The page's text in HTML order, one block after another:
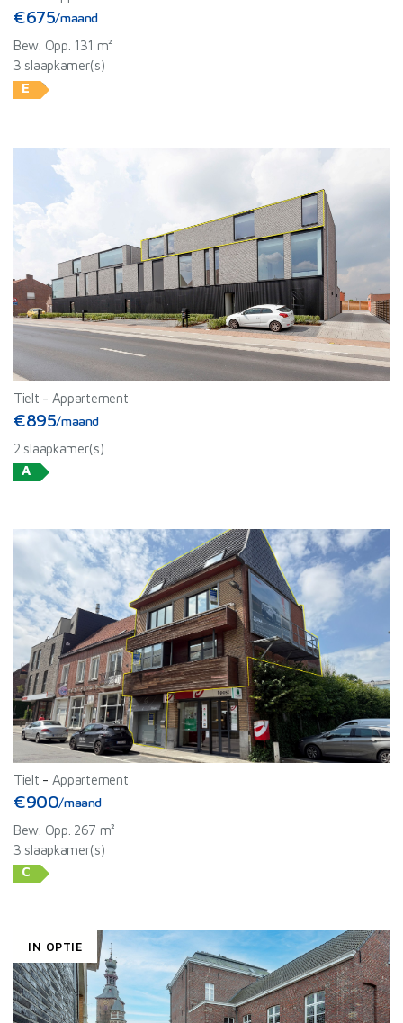
verzameld op basis van uw gebruik van hun services.
€675/maand
Bew. Opp. 131 m²
3 slaapkamer(s)
E
ⓘ
Tielt - Appartement
€895/maand
2 slaapkamer(s)
A
Tielt - Appartement
€900/maand
Bew. Opp. 267 m²
3 slaapkamer(s)
C
IN OPTIE